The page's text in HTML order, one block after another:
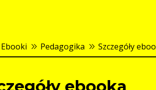
Ebooki Pedagogika Szczegóły